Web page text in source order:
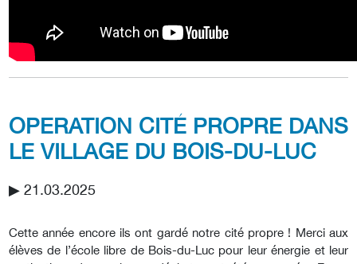
OPERATION CITÉ PROPRE DANS
LE VILLAGE DU BOIS-DU-LUC
▶︎ 21.03.2025
Cette année encore ils ont gardé notre cité propre ! Merci aux
élèves de l’école libre de Bois-du-Luc pour leur énergie et leur